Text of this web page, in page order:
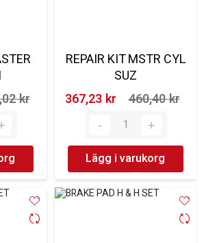
kr‎
REPAIR KIT MSTR CYL
SUZ
367,23 kr‎
460,40 kr‎
Lägg i varukorg